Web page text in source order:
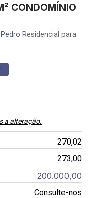
CONDOMÍNIO
Residencial para
a alteração.
270,02
273,00
200.000,00
Consulte-nos